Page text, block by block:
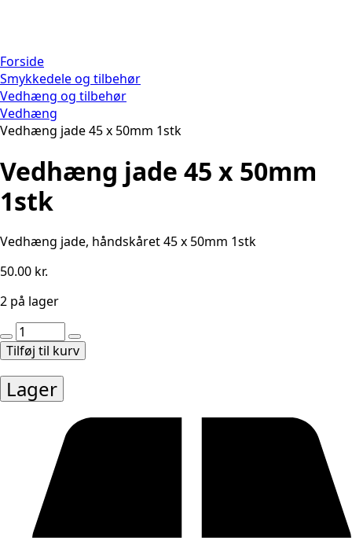
Forside
Smykkedele og tilbehør
Vedhæng og tilbehør
Vedhæng
Vedhæng jade 45 x 50mm 1stk
Vedhæng jade 45 x 50mm
1stk
Vedhæng jade, håndskåret 45 x 50mm 1stk
50.00 kr.
2 på lager
Vedhæng
jade
45
x
50mm
Tilføj til kurv
Lager